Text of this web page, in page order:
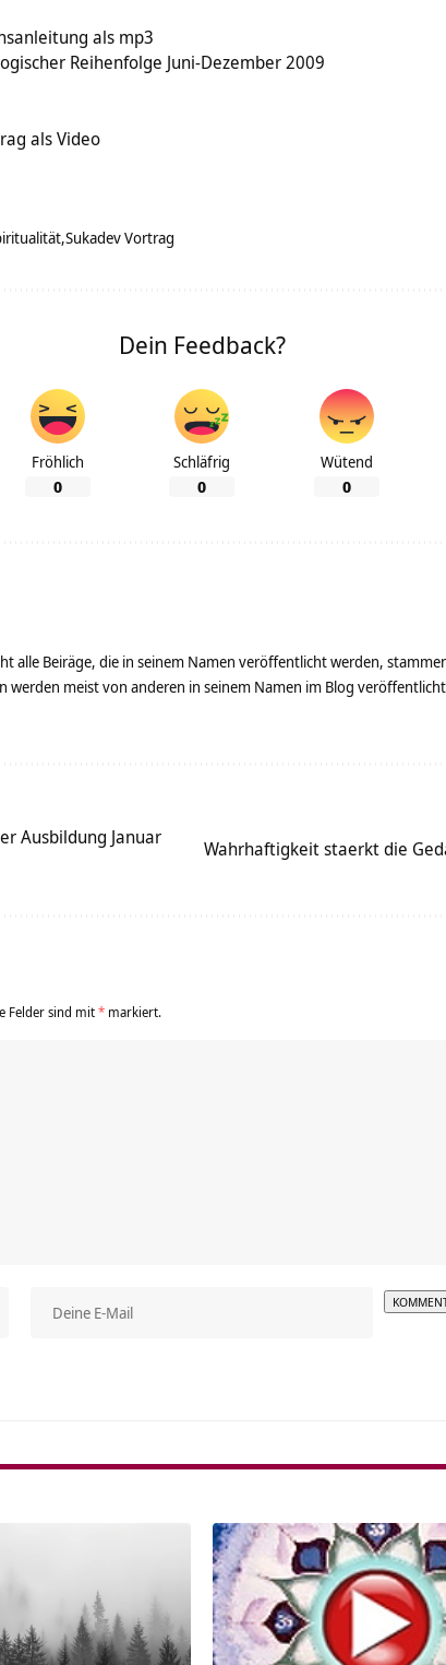
als mp3
Reihenfolge Juni-Dezember 2009
als Video
Sukadev Vortrag
Dein Feedback?
Fröhlich
0
Schläfrig
0
Wütend
0
alle Beiräge, die in seinem Namen veröffentlicht werden,
meist von anderen in seinem Namen im Blog
Ausbildung Januar
Wahrhaftigkeit staerkt die
Felder sind mit* markiert.